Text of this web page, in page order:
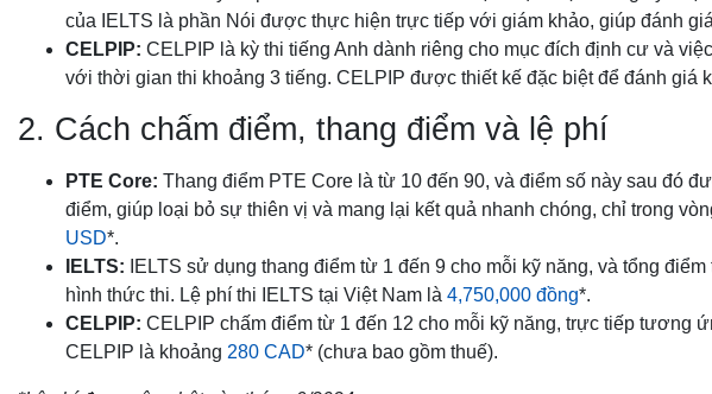
của IELTS là phần Nói được thực hiện trực tiếp với giám khảo, giúp đánh
CELPIP: CELPIP là kỳ thi tiếng Anh dành riêng cho mục đích định cư và
với thời gian thi khoảng 3 tiếng. CELPIP được thiết kế đặc biệt để đánh giá
2. Cách chấm điểm, thang điểm và lệ phí
PTE Core: Thang điểm PTE Core là từ 10 đến 90, và điểm số này sau đó
điểm, giúp loại bỏ sự thiên vị và mang lại kết quả nhanh chóng, chỉ trong
USD*.
IELTS: IELTS sử dụng thang điểm từ 1 đến 9 cho mỗi kỹ năng, và tổng
hình thức thi. Lệ phí thi IELTS tại Việt Nam là 4,750,000 đồng*.
CELPIP: CELPIP chấm điểm từ 1 đến 12 cho mỗi kỹ năng, trực tiếp tương
CELPIP là khoảng 280 CAD* (chưa bao gồm thuế).